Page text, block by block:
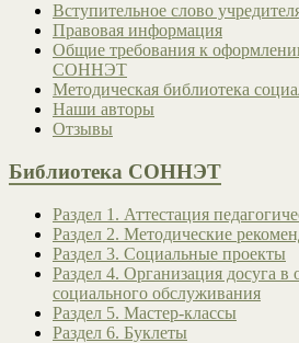
Вступительное слово
Правовая информация
Общие требования к
СОННЭТ
Методическая библиотека
Наши авторы
Отзывы
Библиотека СОННЭТ
Раздел 1. Аттестация
Раздел 2. Методические
Раздел 3. Социальные проекты
Раздел 4. Организация досуга в
социального обслуживания
Раздел 5. Мастер-классы
Раздел 6. Буклеты